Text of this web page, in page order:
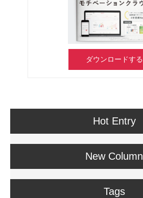
ダウンロードする
Hot Entry
New Column
Tags